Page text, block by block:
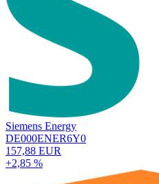
Siemens Energy
DE000ENER6Y0
157,88 EUR
+2,85 %